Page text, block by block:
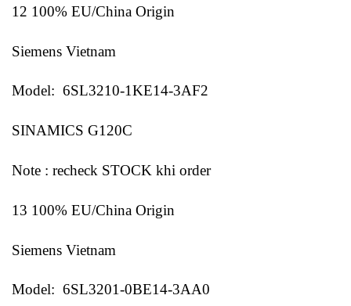
12 100% EU/China Origin
Siemens Vietnam
Model: 6SL3210-1KE14-3AF2
SINAMICS G120C
Note : recheck STOCK khi order
13 100% EU/China Origin
Siemens Vietnam
Model: 6SL3201-0BE14-3AA0